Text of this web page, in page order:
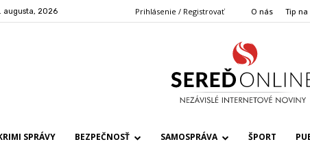
augusta, 2026 Prihlásenie / Registrovať O nás Tip na
SPRÁVY BEZPEČNOSŤ SAMOSPRÁVA ŠPORT